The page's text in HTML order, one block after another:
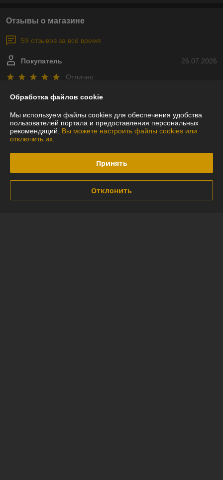
Отзывы о магазине
59 отзывов за всё время
26.07.2026
Покупатель
Отлично
Ребята молодцы.
Сделка подтверждена через корзину
Сделка подтверждена через корзину
Обработка файлов cookie
Мы используем файлы cookies для обеспечения удобства
пользователей портала и предоставления персональных
рекомендаций. Вы можете настроить файлы cookies или
отключить их.
Принять
Отклонить